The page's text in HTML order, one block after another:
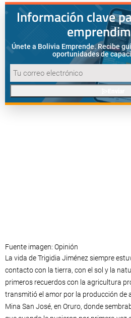
Información clave
Únete a Bolivia Emprende. Recibe
oportunidades de
Fuente imagen: Opinión
La vida de Trigidia Jiménez siempre
contacto con la tierra, con el sol y la
primeros recuerdos con la agricultura
transmitió el amor por la producción de
Mina San José, en Oruro, donde